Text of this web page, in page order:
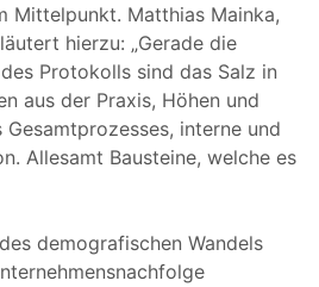
Mittelpunkt. Matthias Mainka,
hierzu: „Gerade die
Protokolls sind das Salz in
aus der Praxis, Höhen und
Gesamtprozesses, interne und
Allesamt Bausteine, welche es
demografischen Wandels